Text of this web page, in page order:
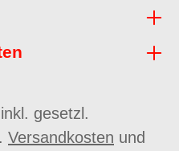
gesetzl.
Versandkosten und